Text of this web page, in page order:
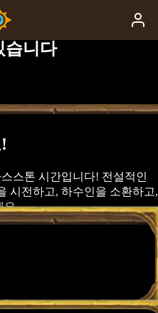
습니다
스톤 시간입니다! 전설적인
시전하고, 하수인을 소환하고,
요.